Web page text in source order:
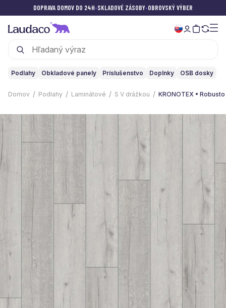
DOPRAVA DOMOV DO 24H•SKLADOVÉ ZÁSOBY•OBROVSKÝ VÝBER
Podlahy Obkladové panely Príslušenstvo Doplnky OSB dosky
Domov Podlahy Laminátové S V drážkou KRONOTEX •